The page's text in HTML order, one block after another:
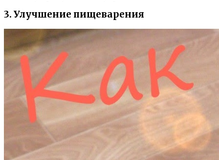
3. Улучшение пищеварения